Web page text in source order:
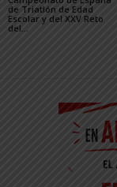
de Triatlón de Edad
Escolar y del XXV Reto
del...